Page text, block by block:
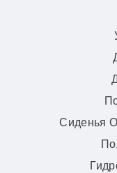
Сиденья